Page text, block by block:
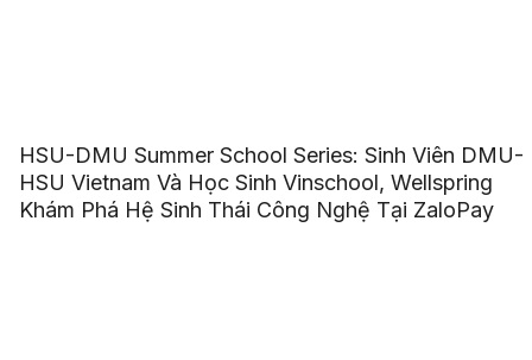
HSU-DMU Summer School Series: Sinh Viên DMU-
HSU Vietnam Và Học Sinh Vinschool, Wellspring
Khám Phá Hệ Sinh Thái Công Nghệ Tại ZaloPay